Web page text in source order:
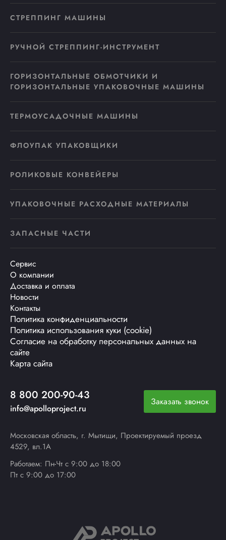
СТРЕППИНГ МАШИНЫ
РУЧНОЙ СТРЕППИНГ-ИНСТРУМЕНТ
ГОРИЗОНТАЛЬНЫЕ ОБМОТЧИКИ И
ГОРИЗОНТАЛЬНЫЕ УПАКОВОЧНЫЕ МАШИНЫ
ТЕРМОУСАДОЧНЫЕ МАШИНЫ
ФЛОУПАК УПАКОВЩИКИ
РОЛИКОВЫЕ КОНВЕЙЕРЫ
УПАКОВОЧНЫЕ РАСХОДНЫЕ МАТЕРИАЛЫ
ЗАПАСНЫЕ ЧАСТИ
Сервис
О компании
Доставка и оплата
Новости
Контакты
Политика конфиденциальности
Политика использования куки (cookie)
Согласие на обработку персональных данных на
сайте
Карта сайта
8 800 200-90-43
info@apolloproject.ru
Заказать звонок
Московская область, г. Мытищи, Проектируемый проезд
4529, вл.1А
Работаем: Пн-Чт с 9:00 до 18:00
Пт с 9:00 до 17:00